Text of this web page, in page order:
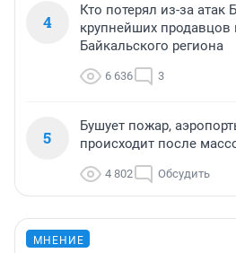
4
Кто потерял из-за атак
крупнейших продавцов
Байкальского региона
6 636 3
5
Бушует пожар,
происходит после
4 802 Обсудить
МНЕНИЕ